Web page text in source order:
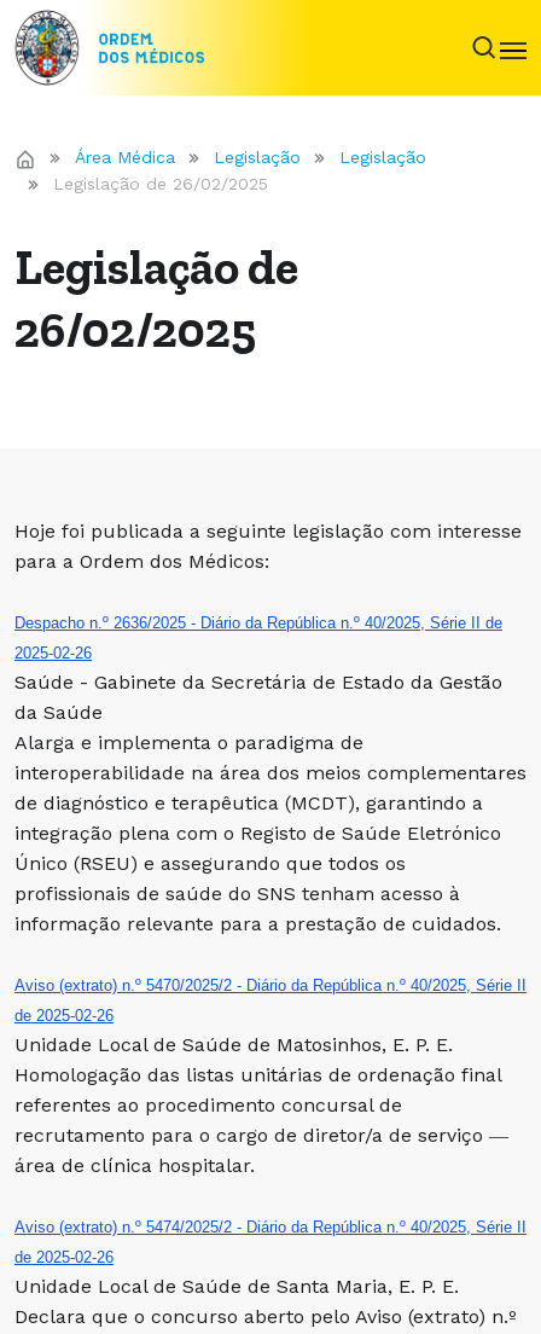
Área Médica Legislação
Legislação
Legislação de 26/02/2025
Legislação de
26/02/2025
Hoje foi publicada a seguinte legislação com interesse
para a Ordem dos Médicos:
Despacho n.º 2636/2025 - Diário da República n.º 40/2025, Série II de
2025-02-26
Saúde - Gabinete da Secretária de Estado da Gestão
da Saúde
Alarga e implementa o paradigma de
interoperabilidade na área dos meios complementares
de diagnóstico e terapêutica (MCDT), garantindo a
integração plena com o Registo de Saúde Eletrónico
Único (RSEU) e assegurando que todos os
profissionais de saúde do SNS tenham acesso à
informação relevante para a prestação de cuidados.
Aviso (extrato) n.º 5470/2025/2 - Diário da República n.º 40/2025, Série II
de 2025-02-26
Unidade Local de Saúde de Matosinhos, E. P. E.
Homologação das listas unitárias de ordenação final
referentes ao procedimento concursal de
recrutamento para o cargo de diretor/a de serviço ―
área de clínica hospitalar.
Aviso (extrato) n.º 5474/2025/2 - Diário da República n.º 40/2025, Série II
de 2025-02-26
Unidade Local de Saúde de Santa Maria, E. P. E.
Declara que o concurso aberto pelo Aviso (extrato) n.º